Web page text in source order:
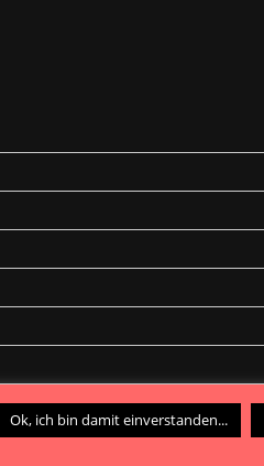
Ok, ich bin damit einverstanden...